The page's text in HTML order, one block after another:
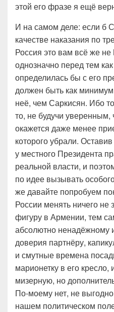
этой его фразе я ещё
И на самом деле: если б
качестве наказания по
Россия это вам всё же
однозначно перед тем
определилась бы с его
должен быть как
неё, чем Саркисян. Ибо
то, не будучи уверенным,
окажется даже менее
которого убрали.
у местного Президента
реальной власти, и
по идее вызывать
же давайте попробуем
России менять ничего
фигуру в Армении, тем
абсолютно ненадёжному
доверия партнёру,
и смутные времена
марионетку в его кресло,
мизерную, но
По-моему нет, не
нашем политическом